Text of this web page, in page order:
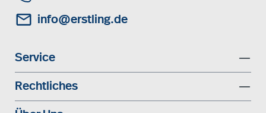
info@erstling.de
Service
Rechtliches